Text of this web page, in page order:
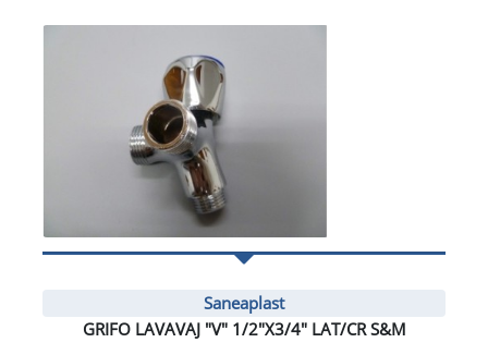
Saneaplast
GRIFO LAVAVAJ "V" 1/2"X3/4" LAT/CR S&M